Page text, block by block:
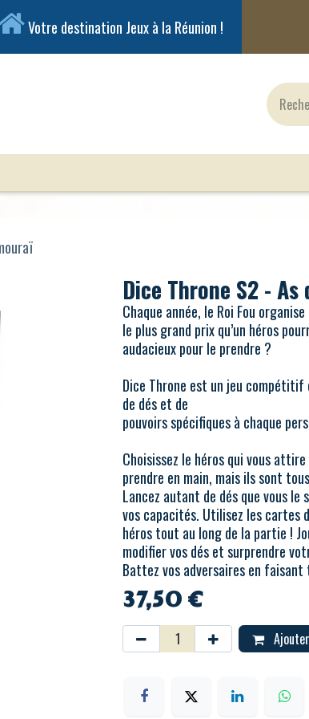
Votre destination Jeux à la Réunion !
Dice Throne S2 -
Chaque année, le Roi Fou
le plus grand prix qu’un héros
audacieux pour le prendre ?
Dice Throne est un jeu compétitif
de dés et de
pouvoirs spécifiques à chaque
Choisissez le héros qui vous
prendre en main, mais ils sont
Lancez autant de dés que vous le
vos capacités. Utilisez les cartes
héros tout au long de la partie !
modifier vos dés et surprendre
Battez vos adversaires en
37,50€